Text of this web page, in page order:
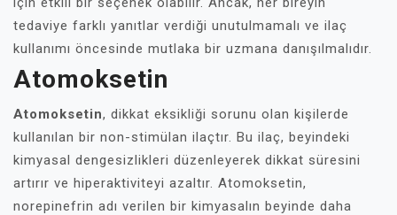
tedaviye farklı yanıtlar verdiği unutulmamalı ve ilaç
kullanımı öncesinde mutlaka bir uzmana danışılmalıdır.
Atomoksetin
Atomoksetin, dikkat eksikliği sorunu olan kişilerde
kullanılan bir non-stimülan ilaçtır. Bu ilaç, beyindeki
kimyasal dengesizlikleri düzenleyerek dikkat süresini
artırır ve hiperaktiviteyi azaltır. Atomoksetin,
norepinefrin adı verilen bir kimyasalın beyinde daha